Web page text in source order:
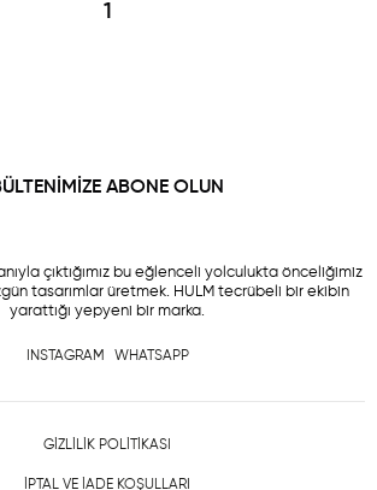
1
ABONE OLUN
çıktığımız bu eğlenceli yolculukta önceliğimiz
tasarımlar üretmek. HULM tecrübeli bir ekibin
yarattığı yepyeni bir marka.
INSTAGRAM WHATSAPP
GİZLİLİK POLİTİKASI
İPTAL VE İADE KOŞULLARI